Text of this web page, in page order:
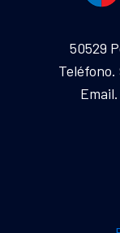
50529
Teléfono.
Email.